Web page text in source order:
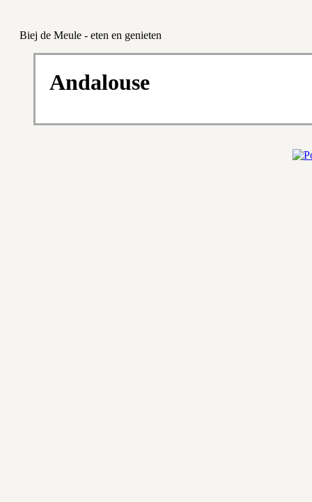
Biej de Meule - eten en genieten
Andalouse